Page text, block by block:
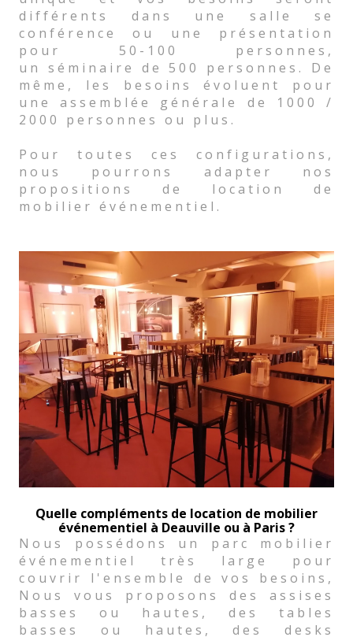
différents dans une salle se
conférence ou une présentation
pour 50-100 personnes,
un séminaire de 500 personnes. De
même, les besoins évoluent pour
une assemblée générale de 1000 /
2000 personnes ou plus.
Pour toutes ces configurations,
nous pourrons adapter nos
propositions de location de
mobilier événementiel.
Quelle compléments de location de mobilier
événementiel à Deauville ou à Paris ?
Nous possédons un parc mobilier
événementiel très large pour
couvrir l'ensemble de vos besoins,
Nous vous proposons des assises
basses ou hautes, des tables
basses ou hautes, des desks